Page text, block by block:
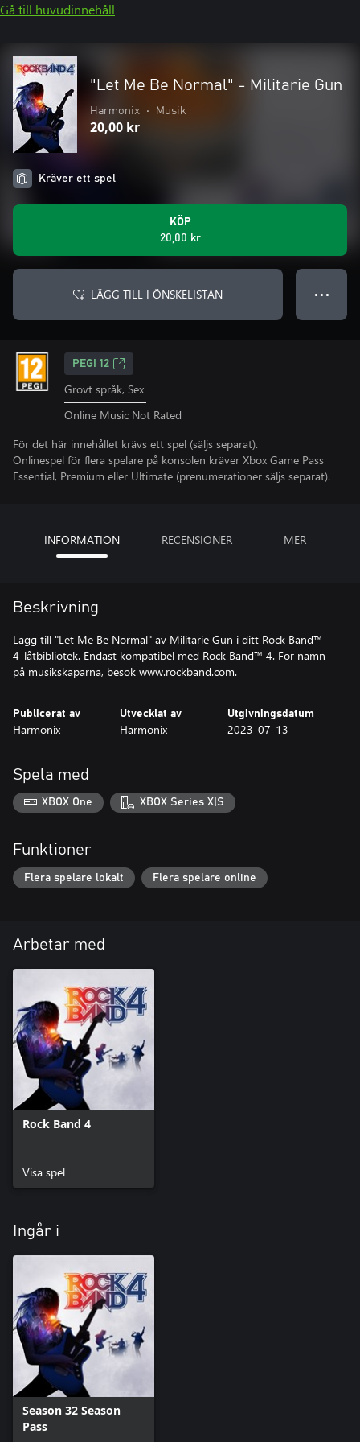
Gå till huvudinnehåll
"Let Me Be Normal" - Militarie Gun
Harmonix • Musik
20,00 kr
Kräver ett spel
KÖP
20,00 kr
LÄGG TILL I ÖNSKELISTAN ● ● ●
PEGI 12
Grovt språk, Sex
Online Music Not Rated
För det här innehållet krävs ett spel (säljs separat).
Onlinespel för flera spelare på konsolen kräver Xbox Game Pass
Essential, Premium eller Ultimate (prenumerationer säljs separat).
INFORMATION RECENSIONER MER
Beskrivning
Lägg till "Let Me Be Normal" av Militarie Gun i ditt Rock Band™
4-låtbibliotek. Endast kompatibel med Rock Band™ 4. För namn
på musikskaparna, besök www.rockband.com.
Publicerat av
Harmonix
Utvecklat av
Harmonix
Utgivningsdatum
2023-07-13
Spela med
XBOX One XBOX Series X|S
Funktioner
Flera spelare lokalt Flera spelare online
Arbetar med
Rock Band 4
Visa spel
Ingår i
Season 32 Season
Pass